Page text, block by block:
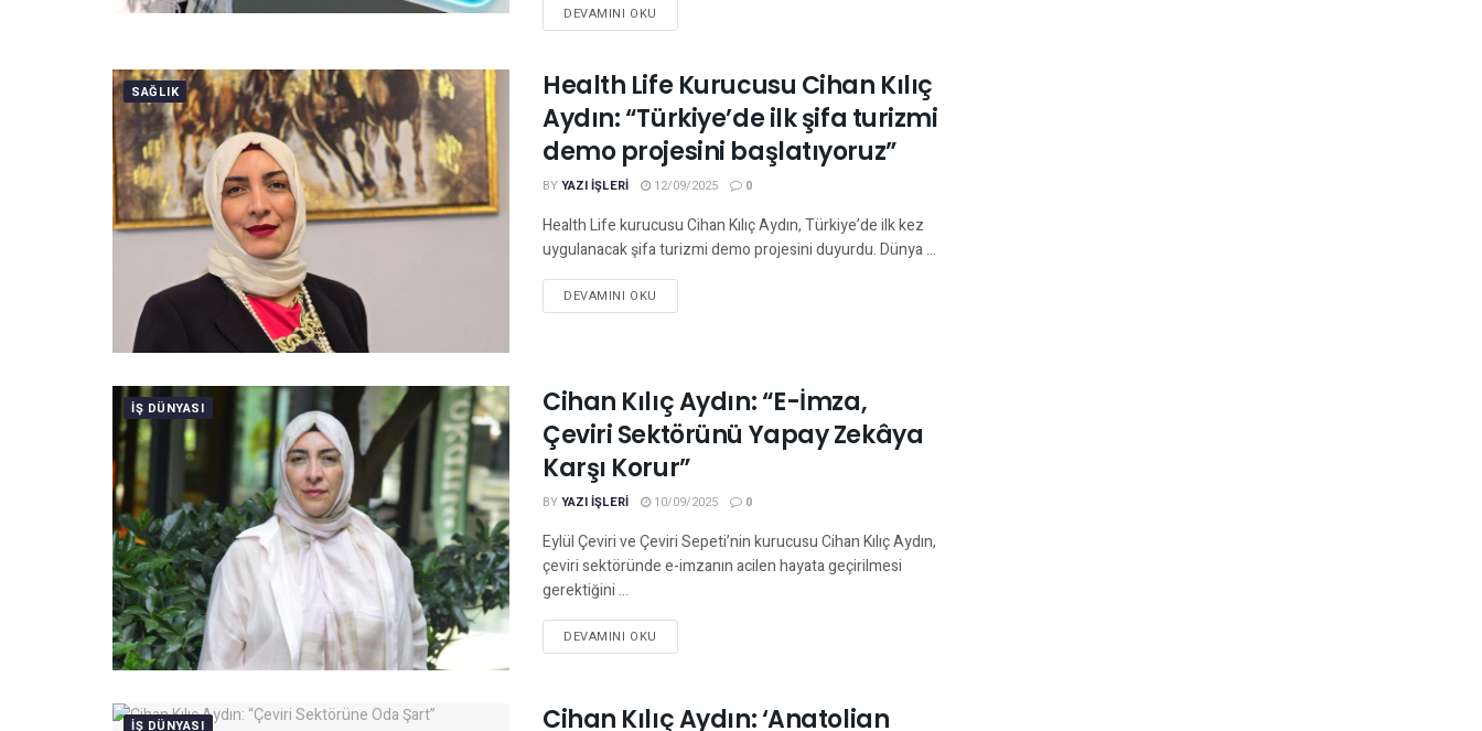
DEVAMINI OKU
SAĞLIK
Health Life Kurucusu Cihan Kılıç
Aydın: “Türkiye’de ilk şifa turizmi
demo projesini başlatıyoruz”
BYYAZI IŞLERI 12/09/2025 0
Health Life kurucusu Cihan Kılıç Aydın, Türkiye’de ilk kez
uygulanacak şifa turizmi demo projesini duyurdu. Dünya ...
DEVAMINI OKU
IŞ DÜNYASI
Cihan Kılıç Aydın: “E-İmza,
Çeviri Sektörünü Yapay Zekâya
Karşı Korur”
BYYAZI IŞLERI 10/09/2025 0
Eylül Çeviri ve Çeviri Sepeti’nin kurucusu Cihan Kılıç Aydın,
çeviri sektöründe e-imzanın acilen hayata geçirilmesi
gerektiğini ...
DEVAMINI OKU
IŞ DÜNYASI
Cihan Kılıç Aydın: ‘Anatolian